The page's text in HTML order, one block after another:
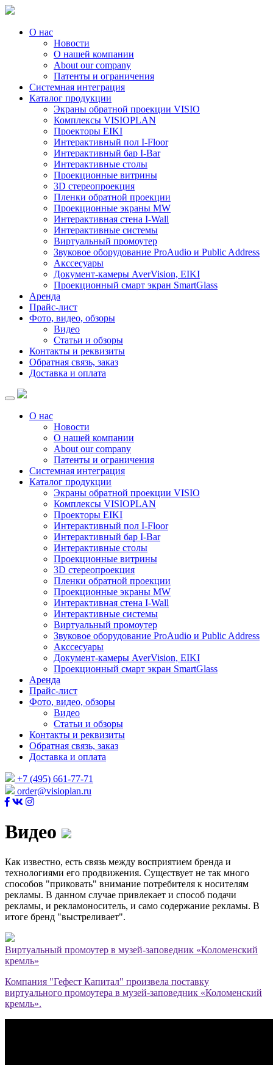
О нас
Новости
О нашей компании
About our company
Патенты и ограничения
Системная интеграция
Каталог продукции
Экраны обратной проекции VISIO
Комплексы VISIOPLAN
Проекторы EIKI
Интерактивный пол I-Floor
Интерактивный бар I-Bar
Интерактивные столы
Проекционные витрины
3D стереопроекция
Пленки обратной проекции
Проекционные экраны MW
Интерактивная стена I-Wall
Интерактивные системы
Виртуальный промоутер
Звуковое оборудование ProAudio и Public Address
Акссесуары
Документ-камеры AverVision, EIKI
Проекционный смарт экран SmartGlass
Аренда
Прайс-лист
Фото, видео, обзоры
Видео
Статьи и обзоры
Контакты и реквизиты
Обратная связь, заказ
Доставка и оплата
О нас
Новости
О нашей компании
About our company
Патенты и ограничения
Системная интеграция
Каталог продукции
Экраны обратной проекции VISIO
Комплексы VISIOPLAN
Проекторы EIKI
Интерактивный пол I-Floor
Интерактивный бар I-Bar
Интерактивные столы
Проекционные витрины
3D стереопроекция
Пленки обратной проекции
Проекционные экраны MW
Интерактивная стена I-Wall
Интерактивные системы
Виртуальный промоутер
Звуковое оборудование ProAudio и Public Address
Акссесуары
Документ-камеры AverVision, EIKI
Проекционный смарт экран SmartGlass
Аренда
Прайс-лист
Фото, видео, обзоры
Видео
Статьи и обзоры
Контакты и реквизиты
Обратная связь, заказ
Доставка и оплата
+7 (495) 661-77-71
order@visioplan.ru
Видео
Как известно, есть связь между восприятием бренда и
технологиями его продвижения. Существует не так много
способов "приковать" внимание потребителя к носителям
рекламы. В данном случае привлекает и способ подачи
рекламы, и рекламоноситель, и само содержание рекламы. В
итоге бренд "выстреливает".
Виртуальный промоутер в музей-заповедник «Коломенский
кремль»
Компания "Гефест Капитал" произвела поставку
виртуального промоутера в музей-заповедник «Коломенский
кремль».